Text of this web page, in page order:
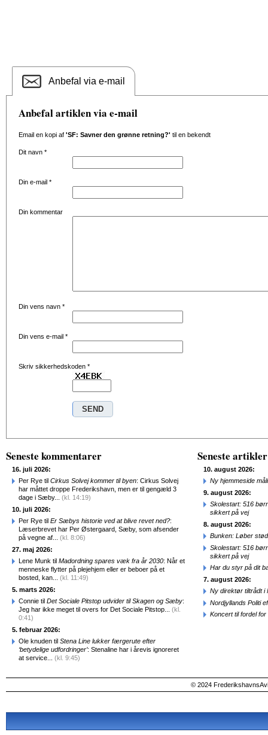
Anbefal via e-mail
Anbefal artiklen via e-mail
Email en kopi af 'SF: Savner den grønne retning?' til en bekendt
Dit navn *
Din e-mail *
Din kommentar
Din vens navn *
Din vens e-mail *
Skriv sikkerhedskoden *
Seneste kommentarer
16. juli 2026:
Per Rye til Cirkus Solvej kommer til byen: Cirkus Solvej
har måttet droppe Frederikshavn, men er til gengæld 3
dage i Sæby... (kl. 14:19)
10. juli 2026:
Per Rye til Er Sæbys historie ved at blive revet ned?:
Læserbrevet har Per Østergaard, Sæby, som afsender
på vegne af... (kl. 8:06)
27. maj 2026:
Lene Munk til Madordning spares væk fra år 2030: Når et
menneske flytter på plejehjem eller er beboer på et
bosted, kan... (kl. 11:49)
5. marts 2026:
Connie til Det Sociale Pitstop udvider til Skagen og Sæby:
Jeg har ikke meget til overs for Det Sociale Pitstop... (kl.
0:41)
5. februar 2026:
Ole knuden til Stena Line lukker færgerute efter
‘betydelige udfordringer’: Stenaline har i årevis ignoreret
at service... (kl. 9:45)
Seneste artikler
10. august 2026:
Ny hjemmeside
9. august 2026:
Skolestart: 516
sikkert på vej
8. august 2026:
Bunken: Løber
Skolestart: 516
sikkert på vej
Har du styr på dit
7. august 2026:
Ny direktør tiltrådt i
Nordjyllands Politi
Koncert til fordel
© 2024